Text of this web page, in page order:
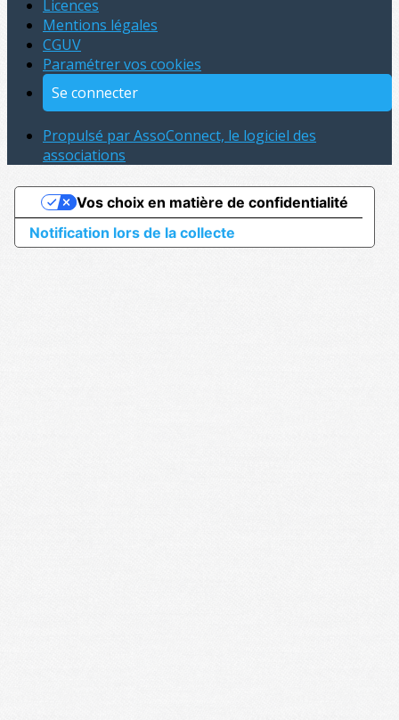
Licences
Mentions légales
CGUV
Paramétrer vos cookies
Se connecter
Propulsé par AssoConnect, le logiciel des
associations
Notification lors de la collecte
Vos choix en matière de confidentialité